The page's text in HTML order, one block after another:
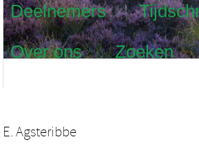
Deelnemers
Over ons
Zoeken
E. Agsteribbe